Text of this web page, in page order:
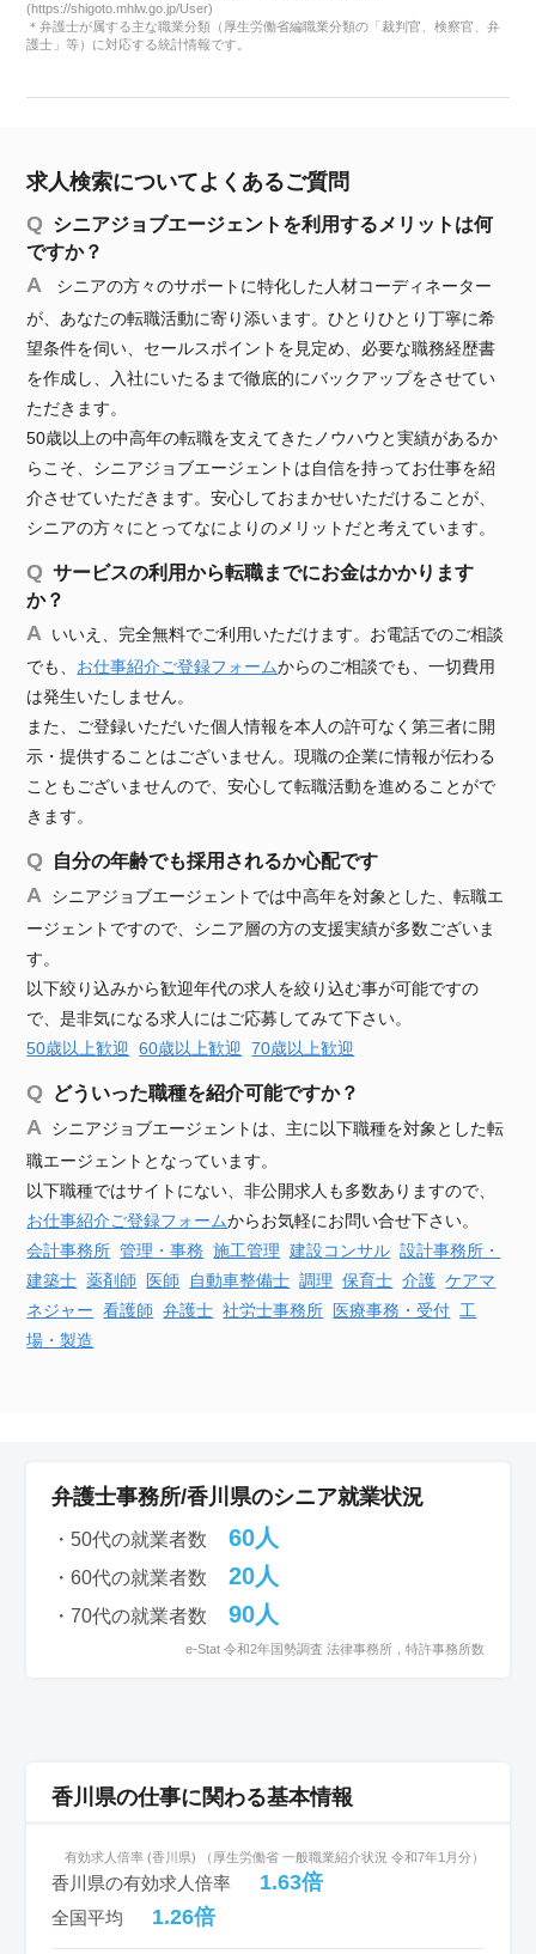
(https://shigoto.mhlw.go.jp/User)
＊弁護士が属する主な職業分類（厚生労働省編職業分類の「裁判官、検察官、弁
護士」等）に対応する統計情報です。
求人検索についてよくあるご質問
シニアジョブエージェントを利用するメリットは何
ですか？
シニアの方々のサポートに特化した人材コーディネーター
が、あなたの転職活動に寄り添います。ひとりひとり丁寧に希
望条件を伺い、セールスポイントを見定め、必要な職務経歴書
を作成し、入社にいたるまで徹底的にバックアップをさせてい
ただきます。
50歳以上の中高年の転職を支えてきたノウハウと実績があるか
らこそ、シニアジョブエージェントは自信を持ってお仕事を紹
介させていただきます。安心しておまかせいただけることが、
シニアの方々にとってなによりのメリットだと考えています。
サービスの利用から転職までにお金はかかります
か？
いいえ、完全無料でご利用いただけます。お電話でのご相談
でも、 お仕事紹介ご登録フォームからのご相談でも、一切費用
は発生いたしません。
また、ご登録いただいた個人情報を本人の許可なく第三者に開
示・提供することはございません。現職の企業に情報が伝わる
こともございませんので、安心して転職活動を進めることがで
きます。
自分の年齢でも採用されるか心配です
シニアジョブエージェントでは中高年を対象とした、転職エ
ージェントですので、シニア層の方の支援実績が多数ございま
す。
以下絞り込みから歓迎年代の求人を絞り込む事が可能ですの
で、是非気になる求人にはご応募してみて下さい。
50歳以上歓迎 60歳以上歓迎 70歳以上歓迎
どういった職種を紹介可能ですか？
シニアジョブエージェントは、主に以下職種を対象とした転
職エージェントとなっています。
以下職種ではサイトにない、非公開求人も多数ありますので、
お仕事紹介ご登録フォームからお気軽にお問い合せ下さい。
会計事務所 管理・事務 施工管理 建設コンサル 設計事務所・
建築士 薬剤師 医師 自動車整備士 調理 保育士 介護 ケアマ
ネジャー 看護師 弁護士 社労士事務所 医療事務・受付 工
場・製造
弁護士事務所/香川県のシニア就業状況
・50代の就業者数 60人
・60代の就業者数 20人
・70代の就業者数 90人
e-Stat 令和2年国勢調査 法律事務所，特許事務所数
香川県の仕事に関わる基本情報
有効求人倍率 (香川県) （厚生労働省 一般職業紹介状況 令和7年1月分）
香川県の有効求人倍率 1.63倍
全国平均 1.26倍